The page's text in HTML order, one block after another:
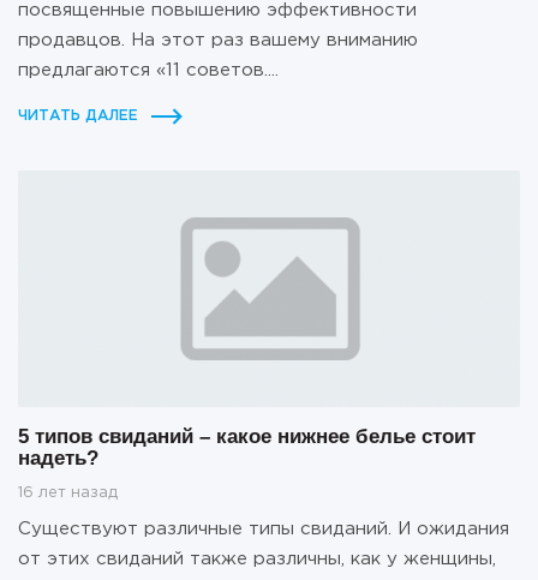
посвященные повышению эффективности
продавцов. На этот раз вашему вниманию
предлагаются «11 советов....
ЧИТАТЬ ДАЛЕЕ
5 типов свиданий – какое нижнее белье стоит
надеть?
16 лет назад
Существуют различные типы свиданий. И ожидания
от этих свиданий также различны, как у женщины,